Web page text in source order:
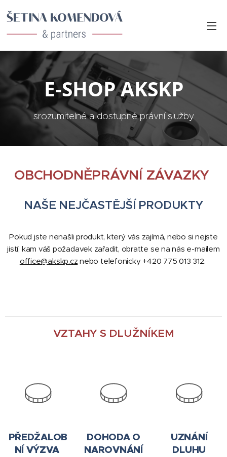
E-SHOP AKSKP
srozumitelné a dostupné právní služby
OBCHODNĚPRÁVNÍ ZÁVAZKY
NAŠE NEJČASTĚJŠÍ PRODUKTY
Pokud jste nenašli produkt, který vás zajímá, nebo si nejste
jistí, kam váš požadavek zařadit, obraťte se na nás e-mailem
office@akskp.cz nebo telefonicky +420 775 013 312.
VZTAHY S DLUŽNÍKEM
PŘEDŽALOB
NÍ VÝZVA
DOHODA O
NAROVNÁNÍ
UZNÁNÍ
DLUHU